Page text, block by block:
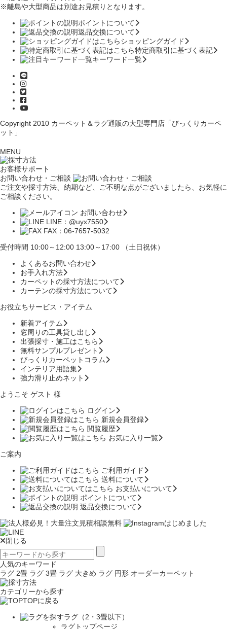
※離島や大型商品は別途お見積りとなります。
ポイントについて
返品交換について
ショッピングガイド
特定商取引に基づく表記
キーワード一覧
Copyright 2010 カーペット＆ラグ通販の大型専門店「びっくりカーペ
ット」
MENU
お客様サポート
お問い合わせ・ご相談
ご注文や採寸方法、納期など、ご不明な点がございましたら、お気軽に
ご相談ください。
お問い合わせ
LINE：@uyx7550
FAX：06-7657-5032
受付時間 10:00～12:00 13:00～17:00 （土日祝休）
よくあるお問い合わせ
お手入れ方法
カーペットの採寸方法について
カーテンの採寸方法について
お役立ちサービス・アイテム
新着アイテム
窓周りの工具貸し出し
出張採寸・施工はこちら
無料サンプルプレゼント
びっくりカーペットコラム
インテリア用語集
強力滑り止めネット
ようこそ ゲスト 様
ログイン
新規会員登録
閲覧履歴
お気に入り一覧
ご案内
ご利用ガイド
送料について
お支払いについて
ポイントについて
返品交換について
閉じる
人気のキーワード
ラグ 2畳 ラグ 3畳 ラグ 大きめ ラグ 円形 オーダーカーペット
カテゴリーから探す
TOPに戻る
ラグ（2・3畳以下）
ラグトップページ